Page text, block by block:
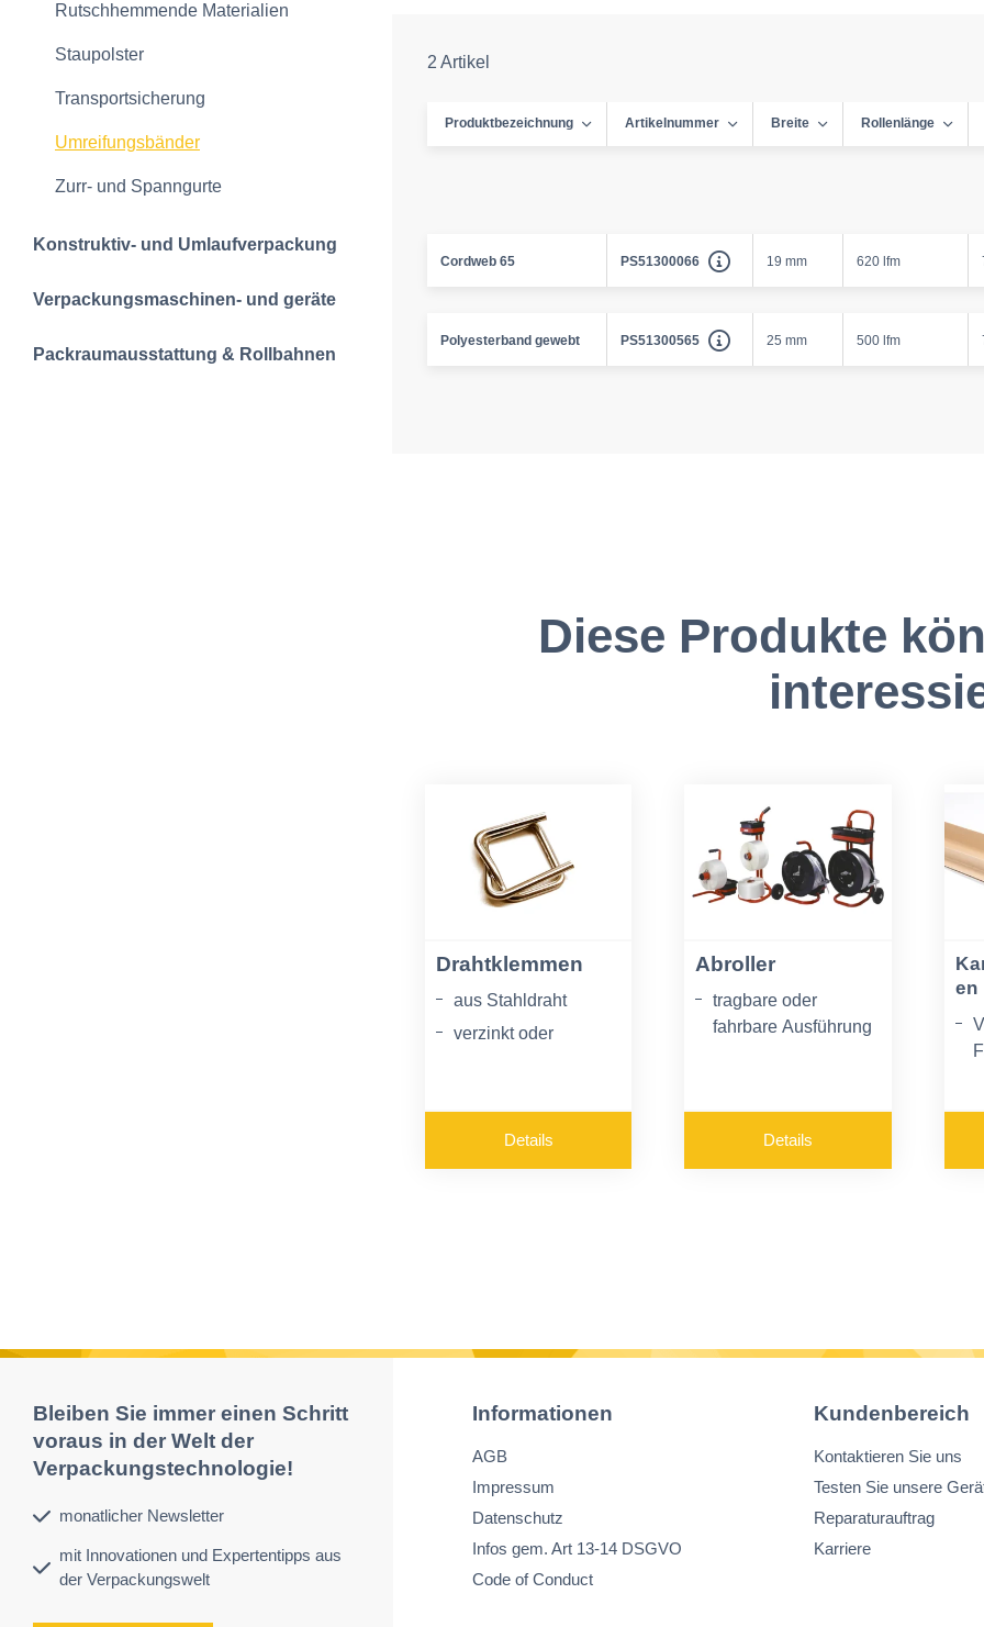
Rutschhemmende Materialien
Staupolster
Transportsicherung
Umreifungsbänder
Zurr- und Spanngurte
Konstruktiv- und Umlaufverpackung
Verpackungsmaschinen- und geräte
Packraumausstattung & Rollbahnen
2 Artikel
Produktbezeichnung Artikelnummer Breite Rollenlänge
Cordweb 65 PS51300066 19 mm 620 lfm
Polyesterband gewebt PS51300565 25 mm 500 lfm
Diese Produkte
Drahtklemmen
aus Stahldraht
verzinkt oder
Details
Abroller
tragbare oder
fahrbare Ausführung
Verschlüsse und
Spanngerät
Details
en
Bleiben Sie immer einen Schritt
voraus in der Welt der
Verpackungstechnologie!
monatlicher Newsletter
mit Innovationen und Expertentipps aus
der Verpackungswelt
Informationen
AGB
Impressum
Datenschutz
Infos gem. Art 13-14 DSGVO
Code of Conduct
Kundenbereich
Kontaktieren Sie uns
Testen Sie unsere
Reparaturauftrag
Karriere